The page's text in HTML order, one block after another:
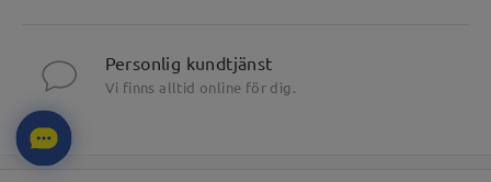
Personlig kundtjänst
Vi finns alltid online för dig.